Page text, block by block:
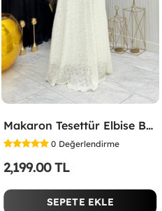
Makaron Tesettür Elbise Beyaz Beyaz
0 Değerlendirme
2,199.00 TL
SEPETE EKLE